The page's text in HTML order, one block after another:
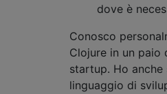
dove è
Conosco
Clojure in un paio
startup. Ho
linguaggio di